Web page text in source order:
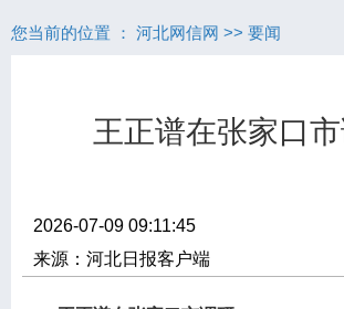
您当前的位置 ： 河北网信网 >> 要闻
王正谱在张家口
2026-07-09 09:11:45
来源：河北日报客户端